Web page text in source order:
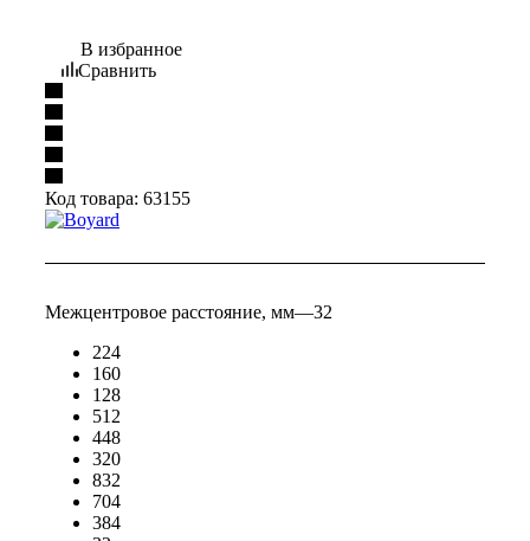
В избранное
Сравнить
Код товара: 63155
Межцентровое расстояние, мм—32
224
160
128
512
448
320
832
704
384